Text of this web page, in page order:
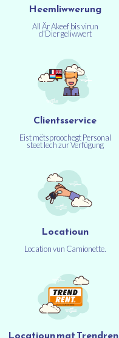
Heemliwwerung
All Är Akeef bis virun
d'Dier geliwwert
Clientsservice
Eist mëtsproochegt Personal
steet Iech zur Verfügung
Locatioun
Location vun Camionette.
Locatioun mat